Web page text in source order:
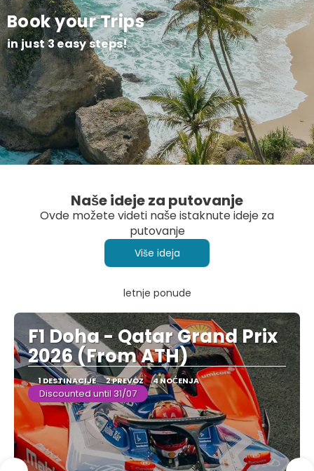
Book your Trips
in just 3 easy steps!
Naše ideje za putovanje
Ovde možete videti naše istaknute ideje za
putovanje
Više ideja
letnje ponude
F1 Doha - Qatar Grand Prix
2026 (From ATH)
1 DESTINACIJE 2 PREVOZ 4 NOĆENJA
Discounted until 31/07